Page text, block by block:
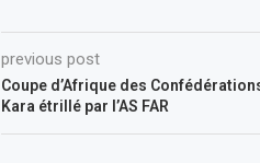
previous post
Coupe d’Afrique des
Kara étrillé par l’AS FAR